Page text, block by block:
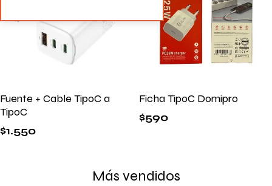
Fuente + Cable TipoC a
TipoC
$1.550
Ficha TipoC Domipro
$590
Más vendidos